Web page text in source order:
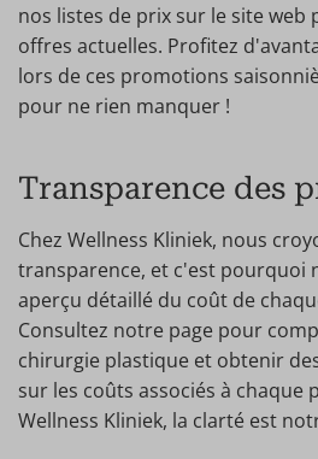
nos listes de prix sur le site web
offres actuelles. Profitez
lors de ces promotions
pour ne rien manquer !
Transparence des
Chez Wellness Kliniek, nous
transparence, et c'est pourquoi
aperçu détaillé du coût de
Consultez notre page pour
chirurgie plastique et obtenir
sur les coûts associés à chaque
Wellness Kliniek, la clarté est